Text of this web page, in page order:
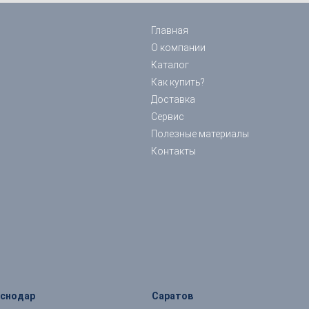
Главная
О компании
Каталог
Как купить?
Доставка
Сервис
Полезные материалы
Контакты
Саратов